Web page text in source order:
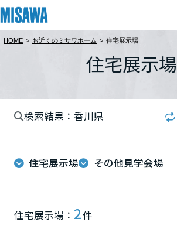
住まい
商品ラインアップ
個人のお客さま
賃貸住宅
店舗・各種施設
戸建て・マンション
まちづくり
オーナーサポート
HOME > お近くのミサワホーム > 住宅展示場
住宅展示場
検索結果：香川県
住宅展示場 その他見学会場
住宅展示場： 2件
都道府県を選択
青森県